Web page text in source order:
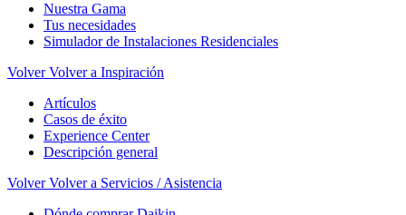
Nuestra Gama
Tus necesidades
Simulador de Instalaciones Residenciales
Volver Volver a Inspiración
Artículos
Casos de éxito
Experience Center
Descripción general
Volver Volver a Servicios / Asistencia